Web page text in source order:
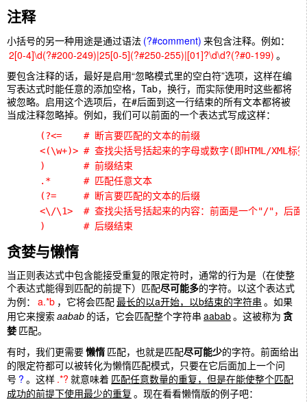
注释
小括号的另一种用途是通过语法 (?#comment) 来包含注释。例如：
2[0-4]\d(?#200-249)|25[0-5](?#250-255)|[01]?\d\d?(?#0-199) 。
要包含注释的话，最好是启用“忽略模式里的空白符”选项，这样在编
写表达式时能任意的添加空格，Tab，换行，而实际使用时这些都将
被忽略。启用这个选项后，在#后面到这一行结束的所有文本都将被
当成注释忽略掉。例如，我们可以前面的一个表达式写成这样：
      (?<=    # 断言要匹配的文本的前缀
<(\w+)> # 查找尖括号括起来的字母或数字(即HTML/XML标
      )       # 前缀结束
      .*      # 匹配任意文本
      (?=     # 断言要匹配的文本的后缀
<\/\1>  # 查找尖括号括起来的内容：前面是一个"/"，后面
      )       # 后缀结束
贪婪与懒惰
当正则表达式中包含能接受重复的限定符时，通常的行为是（在使整
个表达式能得到匹配的前提下）匹配尽可能多的字符。以这个表达式
为例： a.*b ，它将会匹配最长的以a开始，以b结束的字符串 。如果
用它来搜索aabab 的话，它会匹配整个字符串 aabab。这被称为 贪
婪 匹配。
有时，我们更需要懒惰 匹配，也就是匹配尽可能少的字符。前面给出
的限定符都可以被转化为懒惰匹配模式，只要在它后面加上一个问
号 ? 。这样 .*? 就意味着 匹配任意数量的重复，但是在能使整个匹配
成功的前提下使用最少的重复 。现在看看懒惰版的例子吧：